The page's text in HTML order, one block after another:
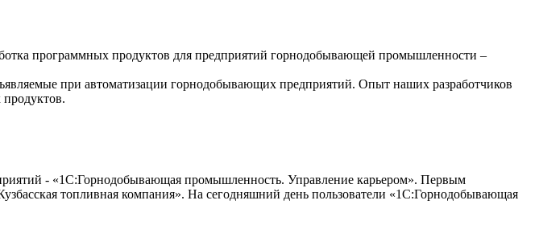
программных продуктов для предприятий горнодобывающей промышленности –
при автоматизации горнодобывающих предприятий. Опыт наших разработчиков
- «1С:Горнодобывающая промышленность. Управление карьером». Первым
топливная компания». На сегодняшний день пользователи «1С:Горнодобывающая